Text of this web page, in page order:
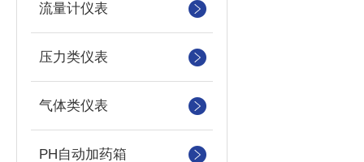
流量计仪表
压力类仪表
气体类仪表
PH自动加药箱